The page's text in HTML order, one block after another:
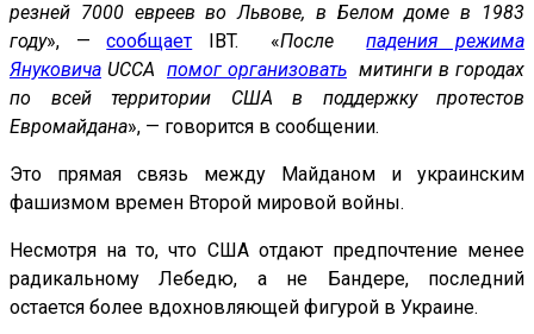
резней 7000 евреев во Львове, в Белом доме в 1983
году», —сообщает IBT. «Послепадения режима
Януковича UCCA помог организовать митинги в городах
по всей территории США в поддержку протестов
Евромайдана», — говорится в сообщении.
Это прямая связь между Майданом и украинским
фашизмом времен Второй мировой войны.
Несмотря на то, что США отдают предпочтение менее
радикальному Лебедю, а не Бандере, последний
остается более вдохновляющей фигурой в Украине.